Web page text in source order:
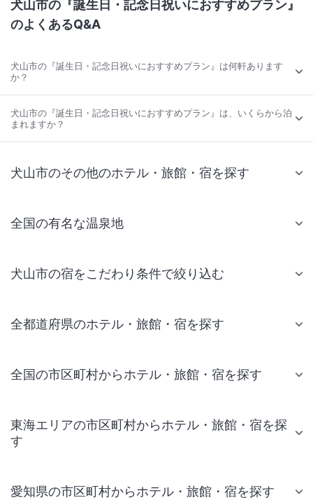
犬山市の『誕生日・記念日祝いにおすすめプラン』
のよくあるQ&A
犬山市の『誕生日・記念日祝いにおすすめプラン』は何軒あります
か？
犬山市の『誕生日・記念日祝いにおすすめプラン』は、いくらから泊
まれますか？
犬山市のその他のホテル・旅館・宿を探す
全国の有名な温泉地
犬山市の宿をこだわり条件で絞り込む
全都道府県のホテル・旅館・宿を探す
全国の市区町村からホテル・旅館・宿を探す
東海エリアの市区町村からホテル・旅館・宿を探
す
愛知県の市区町村からホテル・旅館・宿を探す